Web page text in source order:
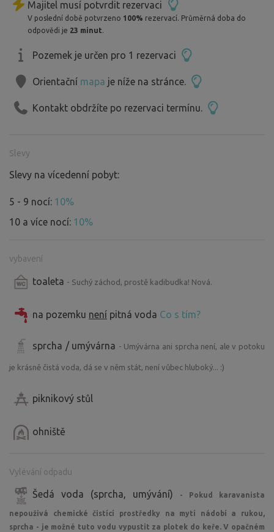
Pozemek vlastníme teprve krátkou dobu. Dlouho zde žili
jen ti ptáčci a možná zajíci...
vylepšujeme ...
Majitel musí potvrdit rezervaci
V poslední době potvrzeno 100% rezervací. Průměrná doba do
odpovědi je 23 minut.
Pozemek je určen pro 1 rezervaci
Orientační mapa je níže na stránce.
Kontakt obdržíte po rezervaci termínu.
Slevy
Slevy na vícedenní pobyt:
5 - 9 nocí: 10%
10 a více nocí: 10%
vybavení
toaleta - Suchý záchod, prostě kadibudka! Nová.
na pozemku není pitná voda Co s tím?
sprcha / umývárna - Umývárna ani sprcha není, ale v potoku
je krásně čistá voda, dá se v něm stát, není vůbec hluboký... :)
piknikový stůl
ohniště
Vylévání odpadu
Šedá voda (sprcha, umývání) - Pokud karavanista
nepouživá chemické čistící prostředky na mytí nádobí a rukou,
sprcha - je možné tuto vodu vypustit za plotek do keře. V opačném